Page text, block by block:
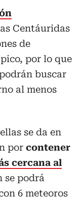
Centáuridas
de
por lo que
buscar
al menos
se da en
por contener
cercana al
se podrá
6 meteoros